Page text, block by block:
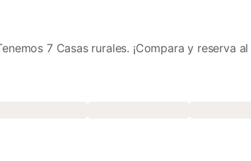
7 Casas rurales. ¡Compara y reserva